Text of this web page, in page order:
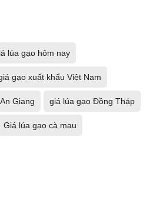
lúa gạo hôm nay
gạo xuất khẩu Việt Nam
Giang giá lúa gạo Đồng Tháp
Giá lúa gạo cà mau